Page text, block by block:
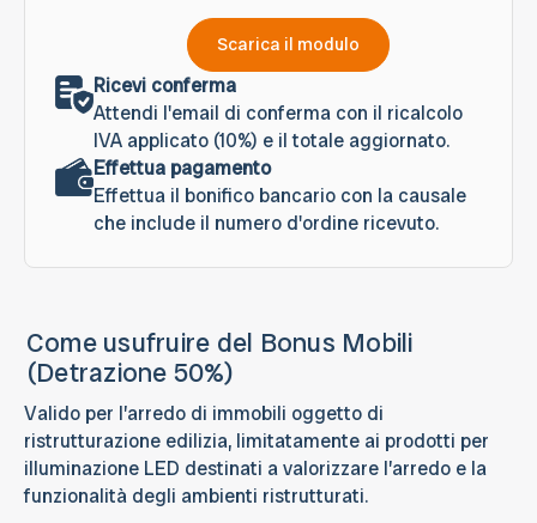
Scarica il modulo
Ricevi conferma
Attendi l'email di conferma con il ricalcolo
IVA applicato (10%) e il totale aggiornato.
Effettua pagamento
Effettua il bonifico bancario con la causale
che include il numero d'ordine ricevuto.
Come usufruire del Bonus Mobili
(Detrazione 50%)
Valido per l’arredo di immobili oggetto di
ristrutturazione edilizia, limitatamente ai prodotti per
illuminazione LED destinati a valorizzare l’arredo e la
funzionalità degli ambienti ristrutturati.